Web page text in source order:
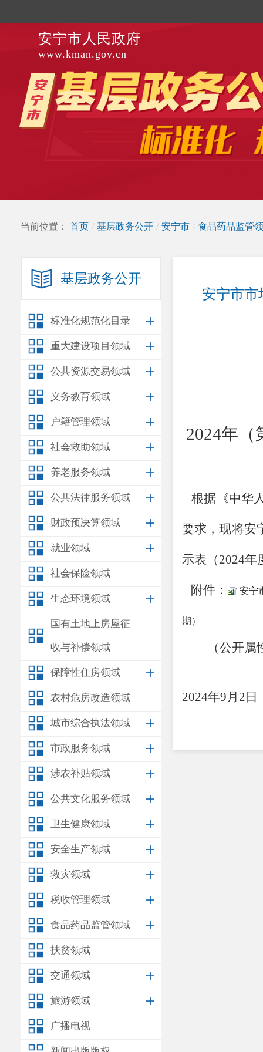
安宁市人民政府
www.kman.gov.cn
当前位置： 首页 / 基层政务公开 / 安宁市 / 食品药品监管
基层政务公开
标准化规范化目录
重大建设项目领域
公共资源交易领域
义务教育领域
户籍管理领域
社会救助领域
养老服务领域
公共法律服务领域
财政预决算领域
就业领域
社会保险领域
生态环境领域
国有土地上房屋征
收与补偿领域
保障性住房领域
农村危房改造领域
城市综合执法领域
市政服务领域
涉农补贴领域
公共文化服务领域
卫生健康领域
安全生产领域
救灾领域
税收管理领域
食品药品监管领域
扶贫领域
交通领域
旅游领域
广播电视
安宁市市
2024年 （
根据《中华
要求，现将安
示表（2024年
附件： 安宁
期）
（公开
2024年9月 2 日